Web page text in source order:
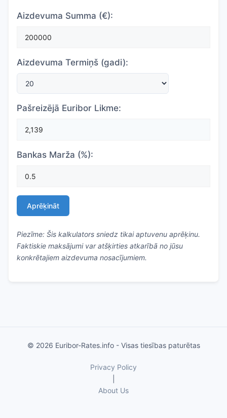
Aizdevuma Summa (€):
Aizdevuma Termiņš (gadi):
Pašreizējā Euribor Likme:
Bankas Marža (%):
Aprēķināt
Piezīme: Šis kalkulators sniedz tikai aptuvenu aprēķinu.
Faktiskie maksājumi var atšķirties atkarībā no jūsu
konkrētajiem aizdevuma nosacījumiem.
© 2026 Euribor-Rates.info - Visas tiesības paturētas
Privacy Policy
About Us